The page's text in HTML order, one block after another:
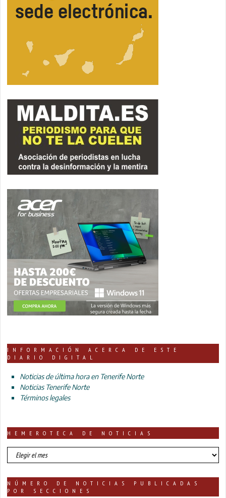
INFORMACIÓN ACERCA DE ESTE
DIARIO DIGITAL
Noticias de última hora en Tenerife Norte
Noticias Tenerife Norte
Términos legales
HEMEROTECA DE NOTICIAS
HEMEROTECA
DE
NÚMERO DE NOTICIAS PUBLICADAS
POR SECCIONES